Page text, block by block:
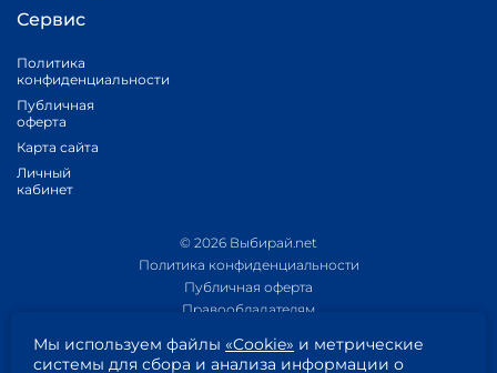
Сервис
Политика
конфиденциальности
Публичная
оферта
Карта сайта
Личный
кабинет
© 2026 Выбирай.net
Политика конфиденциальности
Публичная оферта
Правообладателям
Приложение 1
Мы используем файлы «Cookie» и метрические
системы для сбора и анализа информации о